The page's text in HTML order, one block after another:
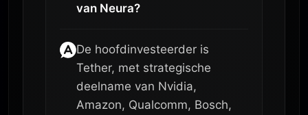
van Neura?
De hoofdinvesteerder is
Tether, met strategische
deelname van Nvidia,
Amazon, Qualcomm, Bosch,